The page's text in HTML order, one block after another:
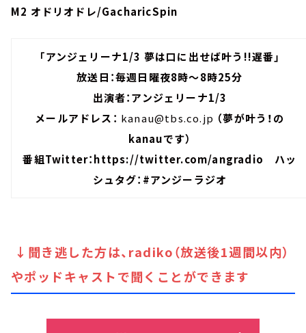
M2 オドリオドレ/GacharicSpin
「アンジェリーナ1/3 夢は口に出せば叶う!!遅番」
放送日：毎週日曜夜8時～8時25分
出演者：アンジェリーナ1/3
メールアドレス： kanau@tbs.co.jp （夢が叶う！の
kanauです）
番組Twitter：https://twitter.com/angradio ハッ
シュタグ：#アンジーラジオ
↓聞き逃した方は、radiko（放送後1週間以内）
やポッドキャストで聞くことができます